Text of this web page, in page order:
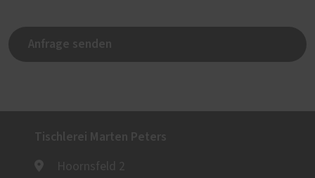
Anfrage senden
Tischlerei Marten Peters
Hoornsfeld 2